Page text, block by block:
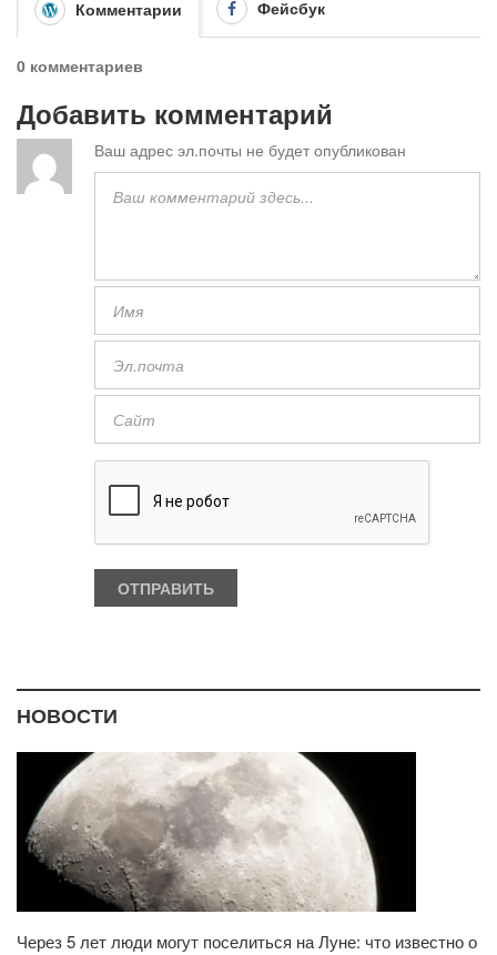
Комментарии Фейсбук
0 комментариев
Добавить комментарий
Ваш адрес эл.почты не будет опубликован
НОВОСТИ
Через 5 лет люди могут поселиться на Луне: что известно о